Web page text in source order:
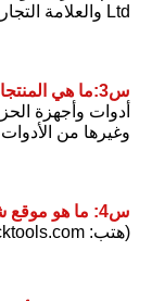
Ltd والعلامة التجارية هي ZDPACK.
س3:ما هي المنتجات التي تصنعها شركتك بشكل رئيسي؟
وغيرها من الأدوات
س4: ما هو موقع شركتك؟
(هتب: www.zdpacktools.com